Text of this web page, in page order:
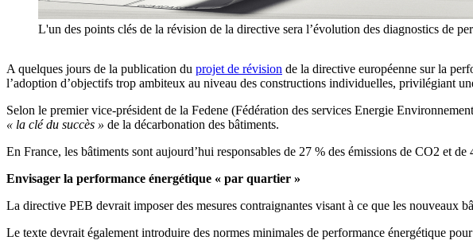
L'un des points clés de la révision de la directive sera l’évolution des diagnostics de
A quelques jours de la publication du projet de révision de la directive européenne sur la
l’adoption d’objectifs trop ambiteux au niveau des constructions individuelles, privilégiant
Selon le premier vice-président de la Fedene (Fédération des services Energie
« la clé du succès » de la décarbonation des bâtiments.
En France, les bâtiments sont aujourd’hui responsables de 27 % des émissions de CO2 et
Envisager la performance énergétique « par quartier »
La directive PEB devrait imposer des mesures contraignantes visant à ce que les nouveaux
Le texte devrait également introduire des normes minimales de performance énergétique